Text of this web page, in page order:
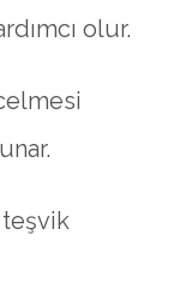
olur.
teşvik